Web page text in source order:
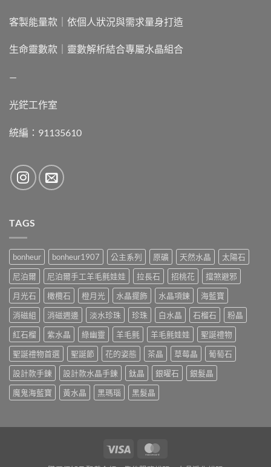
客製能量款｜依個人狀況與需求量身打造
生命靈數款｜靈數解析結合專屬水晶組合
—
光鋩工作室
統編：91135610
TAGS
bonheur bonheur1907 公主系列 原礦 天然水晶
太陽石
尼泊爾
尼泊爾手工羊毛氈娃娃 拉長石 招桃花
擋煞避邪
月光石
橄欖石 橙月光 水晶擺飾 水晶項鍊
海藍寶
消磁組
消磁週邊 淡水珍珠 珍珠 白水晶 石榴石
粉晶
紅石榴
紫水晶 綠幽靈 羊毛氈 羊毛氈娃娃
聖誕禮物
聖誕禮物首選
聖誕節 花的姿態 茶晶 草莓晶
葡萄石
設計款手鍊
設計款水晶手鍊 鈦晶 銀曜石
銀髮晶
魔鬼海藍寶
黃水晶 黑瑪瑙 黑髮晶
Visa